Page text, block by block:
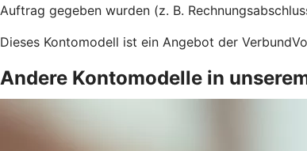
Auftrag gegeben wurden (z. B.
Dieses Kontomodell ist ein Angebot der
Andere Kontomodelle in